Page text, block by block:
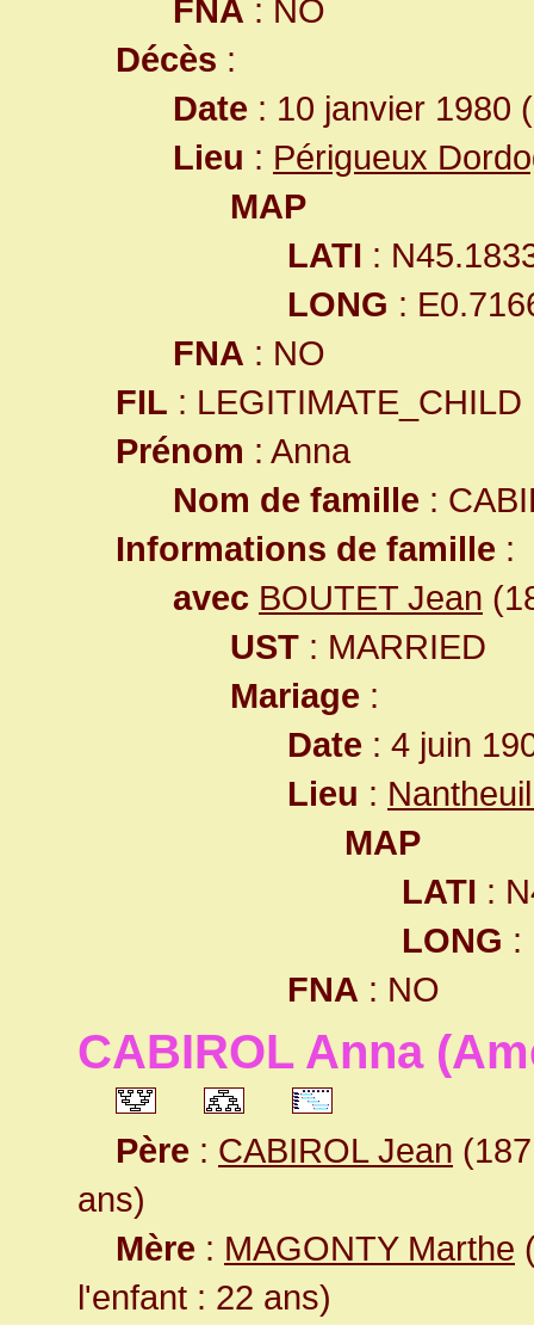
FNA : NO
Décès :
Date : 10 janvier 1980
Lieu : Périgueux
MAP
LATI :
LONG :
FNA : NO
FIL : LEGITIMATE_CHILD
Prénom : Anna
Nom de famille :
Informations de famille :
avec BOUTET Jean
UST : MARRIED
Mariage :
Date : 4 juin
Lieu :
MAP
LATI :
LONG :
FNA : NO
CABIROL Anna
Père : CABIROL Jean
ans)
Mère : MAGONTY Marthe
l'enfant : 22 ans)